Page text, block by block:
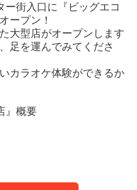
ー街入口に『ビッグエコ
ープン！
大型店がオープンします
足を運んでみてくださ
カラオケ体験ができるか
』概要